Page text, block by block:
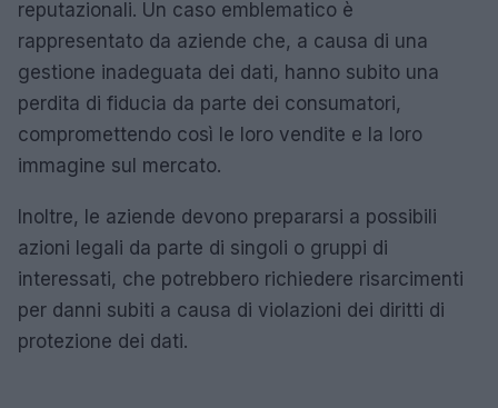
reputazionali. Un caso emblematico è
rappresentato da aziende che, a causa di una
gestione inadeguata dei dati, hanno subito una
perdita di fiducia da parte dei consumatori,
compromettendo così le loro vendite e la loro
immagine sul mercato.
Inoltre, le aziende devono prepararsi a possibili
azioni legali da parte di singoli o gruppi di
interessati, che potrebbero richiedere risarcimenti
per danni subiti a causa di violazioni dei diritti di
protezione dei dati.